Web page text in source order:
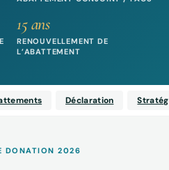
15 ans
RENOUVELLEMENT DE
L’ABATTEMENT
Déclaration
DONATION 2026